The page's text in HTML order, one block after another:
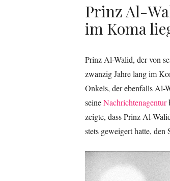
Prinz Al-
im Koma
Prinz Al-Walid, der von
zwanzig Jahre lang im
Onkels, der ebenfalls Al-
seineNachrichtenagentur
zeigte, dass Prinz Al-
stets geweigert hatte,